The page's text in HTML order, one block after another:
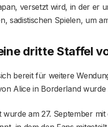
versetzt wird, in der er
sadistischen Spielen, um
dritte Staffel
bereit für weitere
Alice in Borderland
wurde am 27. September